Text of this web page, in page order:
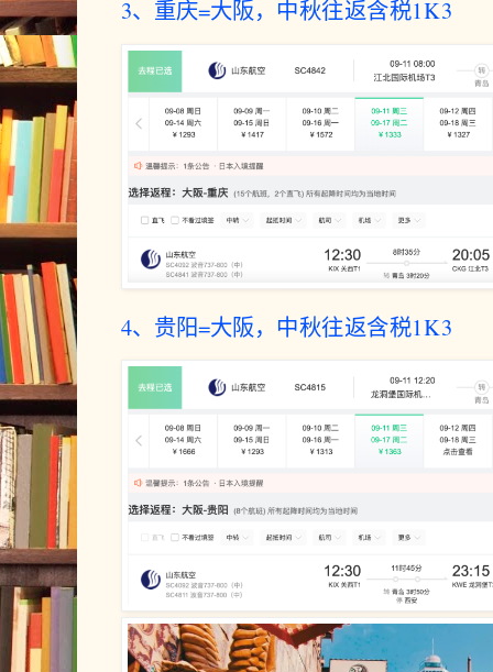
3、重庆=大阪， 中秋往返含税1K3
4、贵阳=大阪， 中秋往返含税1K3